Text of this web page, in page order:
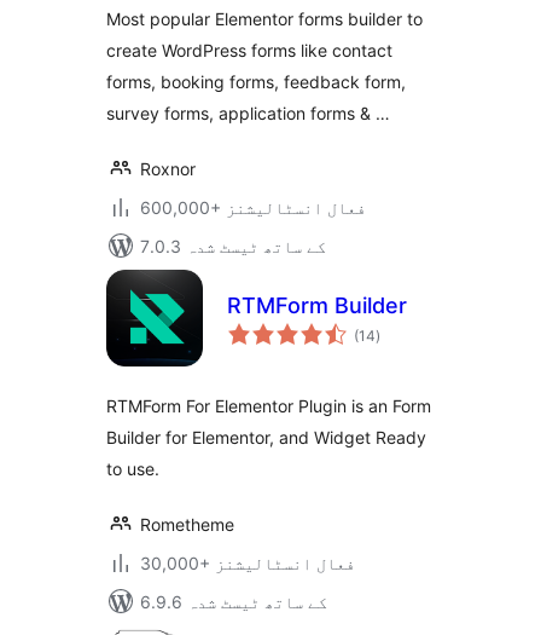
Elementor
Most popular Elementor forms builder to
create WordPress forms like contact
forms, booking forms, feedback form,
survey forms, application forms & …
Roxnor
600,000+ فعال انسٹالیشنز
7.0.3 کے ساتھ ٹیسٹ شدہ
RTMForm Builder
(14مجموعی
درجہ
)
RTMForm For Elementor Plugin is an Form
Builder for Elementor, and Widget Ready
to use.
Rometheme
30,000+ فعال انسٹالیشنز
6.9.6 کے ساتھ ٹیسٹ شدہ